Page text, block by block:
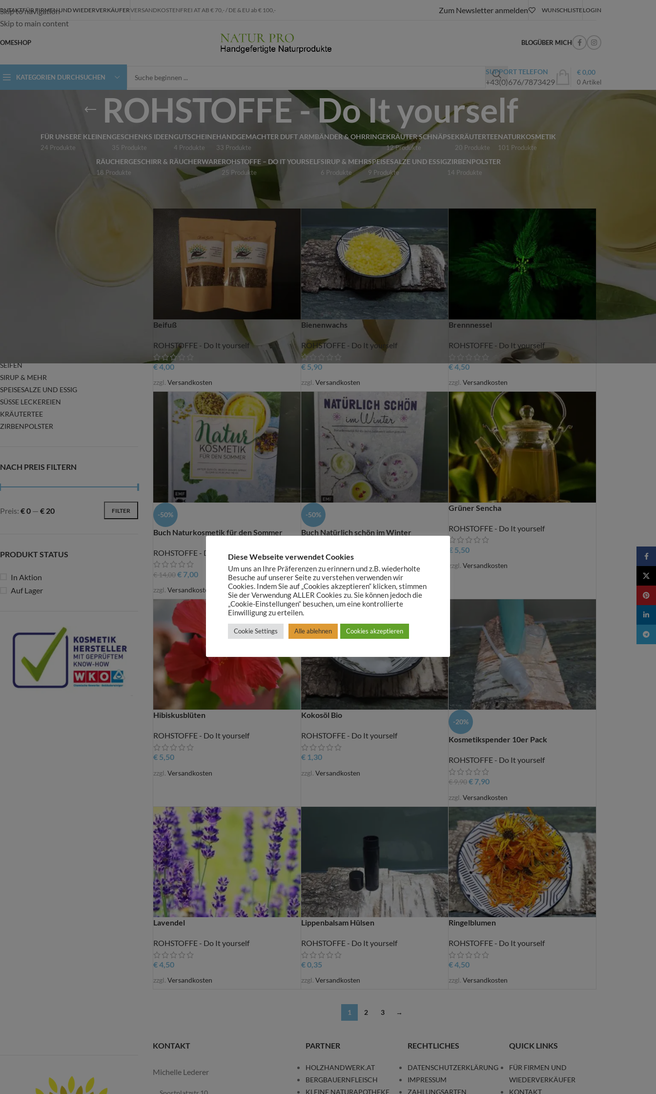
Skip to navigation
Skip to main content
FÜR FIRMEN UND WIEDERVERKÄUFERVERSANDKOSTENFREI AT AB € 70,- / DE & EU ab € 100,- Zum Newsletter anmelden WUNSCHLISTELOGIN
SHOP BLOGÜBER MICH
KATEGORIEN DURCHSUCHEN
SUPPORT TELEFON
+43(0)676/7873429 0 Artikel
€0,00
ROHSTOFFE - Do It yourself
FÜR UNSERE KLEINEN
24 Produkte
GESCHENKS IDEEN
35 Produkte
GUTSCHEINE
4 Produkte
HANDGEMACHTER DUFT ARMBÄNDER & OHRRINGE
33 Produkte
KRÄUTER SCHNÄPSE
12 Produkte
KRÄUTERTEE
20 Produkte
NATURKOSMETIK
101 Produkte
RÄUCHERGESCHIRR & RÄUCHERWARE
18 Produkte
ROHSTOFFE – DO IT YOURSELF
25 Produkte
SIRUP & MEHR
6 Produkte
SPEISESALZE UND ESSIG
9 Produkte
ZIRBENPOLSTER
14 Produkte
SEIFEN
SIRUP & MEHR
SPEISESALZE UND ESSIG
SÜSSE LECKEREIEN
KRÄUTERTEE
ZIRBENPOLSTER
NACH PREIS FILTERN
FILTER
Preis: € 0 — € 20
PRODUKT STATUS
In Aktion
Auf Lager
ROHSTOFFE - Do It yourself Show
Beifuß
ROHSTOFFE - Do It yourself
€4,00
zzgl. Versandkosten
Bienenwachs
ROHSTOFFE - Do It yourself
€5,90
zzgl. Versandkosten
Brennnessel
ROHSTOFFE - Do It yourself
€4,50
zzgl.Versandkosten
-50%
Buch Naturkosmetik für den Sommer
ROHSTOFFE - Do It yourself
€14,00€7,00
zzgl. Versandkosten
-50%
Buch Natürlich schön im Winter
ROHSTOFFE - Do It yourself
€14,00 €7,00
zzgl.Versandkosten
Grüner Sencha
ROHSTOFFE - Do It yourself
€ 5,50
zzgl.Versandkosten
Hibiskusblüten
ROHSTOFFE - Do It yourself
€5,50
zzgl. Versandkosten
Kokosöl Bio
ROHSTOFFE - Do It yourself
€1,30
zzgl. Versandkosten
-20%
Kosmetikspender 10er Pack
ROHSTOFFE - Do It yourself
€9,90€ 7,90
zzgl.Versandkosten
Lavendel
ROHSTOFFE - Do It yourself
€4,50
zzgl. Versandkosten
Lippenbalsam Hülsen
ROHSTOFFE - Do It yourself
€0,35
zzgl. Versandkosten
Ringelblumen
ROHSTOFFE - Do It yourself
€4,50
zzgl.Versandkosten
1 2 3 →
KONTAKT
Michelle Lederer
PARTNER
HOLZHANDWERK.AT
BERGBAUERNFLEISCH
KLEINE NATURAPOTHEKE
RECHTLICHES
DATENSCHUTZERKLÄRUNG
IMPRESSUM
ZAHLUNGSARTEN
QUICK LINKS
FÜR FIRMEN UND
WIEDERVERKÄUFER
KONTAKT
Diese Webseite verwendet Cookies
Um uns an Ihre Präferenzen zu erinnern und z.B. wiederholte
Besuche auf unserer Seite zu verstehen verwenden wir
Cookies. Indem Sie auf „Cookies akzeptieren“ klicken, stimmen
Sie der Verwendung ALLER Cookies zu. Sie können jedoch die
„Cookie-Einstellungen“ besuchen, um eine kontrollierte
Einwilligung zu erteilen.
Cookie Settings Alle ablehnen Cookies akzeptieren